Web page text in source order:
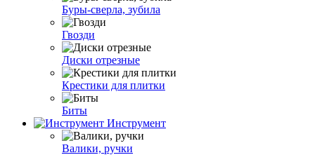
Буры-сверла, зубила
Гвозди
Диски отрезные
Крестики для плитки
Биты
Инструмент
Валики, ручки